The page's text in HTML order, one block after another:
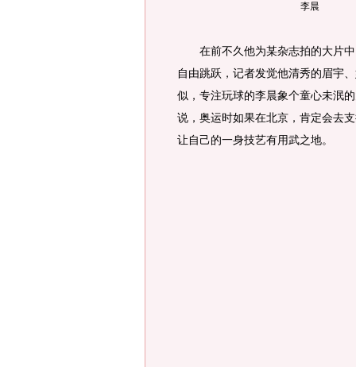
李晨
在前不久他为某杂志拍的大片中
自由跳跃，记者发觉他清秀的眉宇
似，专注玩球的李晨象个童心未泯
说，奥运时如果在北京，肯定会去
让自己的一身技艺有用武之地。